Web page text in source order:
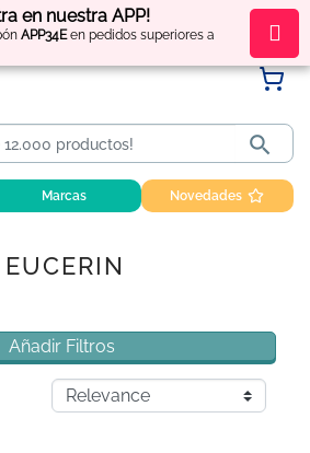
en nuestra APP!
APP34Een pedidos superiores a
obténpuntos por tus compras

Marcas Novedades
EUCERIN
Añadir Filtros